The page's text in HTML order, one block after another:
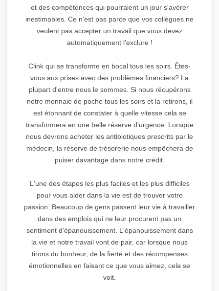
et des compétences qui pourraient un jour s'avérer
inestimables. Ce n'est pas parce que vos collègues ne
veulent pas accepter un travail que vous devez
automatiquement l'exclure !
Clink qui se transforme en bocal tous les soirs. Êtes-
vous aux prises avec des problèmes financiers? La
plupart d'entre nous le sommes. Si nous récupérons
notre monnaie de poche tous les soirs et la retirons, il
est étonnant de constater à quelle vitesse cela se
transformera en une belle réserve d'urgence. Lorsque
nous devrons acheter les antibiotiques prescrits par le
médecin, la réserve de trésorerie nous empêchera de
puiser davantage dans notre crédit.
L'une des étapes les plus faciles et les plus difficiles
pour vous aider dans la vie est de trouver votre
passion. Beaucoup de gens passent leur vie à travailler
dans des emplois qui ne leur procurent pas un
sentiment d'épanouissement. L'épanouissement dans
la vie et notre travail vont de pair, car lorsque nous
tirons du bonheur, de la fierté et des récompenses
émotionnelles en faisant ce que vous aimez, cela se
voit.